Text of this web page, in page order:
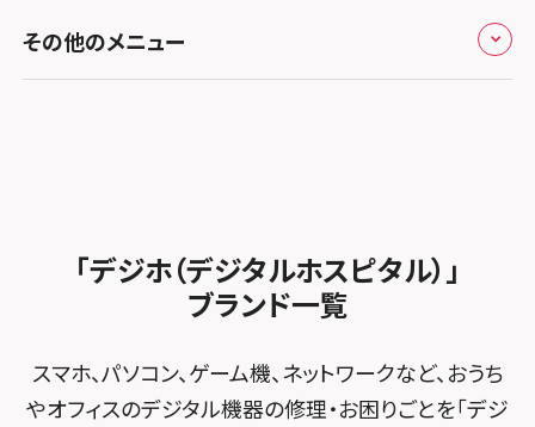
スマホスピタル テルル草加花栗
スマホスピタル テルル東川口
スマホスピタル テルル松戸五香
スマホスピタル テルル宮野木
スマホスピタル 西枇杷島
スマホスピタル平和が丘
スマホスピタル春日井勝川
スマホスピタルイオンタウン茨木太田
スマホスピタル住道オペラパーク
スマホスピタル東大阪ロンモール布施
スマホスピタル堺
スマホスピタル 堺出張所
スマホスピタル熊本下通
スマホスピタル GODOモバイル大分府内町
iPhone修理メニュー
MacBook修理メニュー
その他のメニュー
FCNTスマートフォン修理
「デジホ（デジタルホスピタル）」
ブランド一覧
スマホ、パソコン、ゲーム機、ネットワークなど、おうち
やオフィスのデジタル機器の修理・お困りごとを「デジ